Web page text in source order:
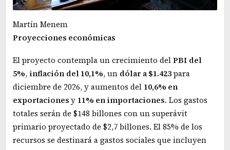
Martín Menem
Proyecciones económicas
El proyecto contempla un crecimiento delPBI del
5%,inflación del 10,1%, un dólar a $1.423para
diciembre de 2026, y aumentos del 10,6% en
exportacionesy 11% en importaciones. Los gastos
totales serán de $148 billones con un superávit
primario proyectado de $2,7 billones. El 85% de los
recursos se destinará a gastos sociales que incluyen